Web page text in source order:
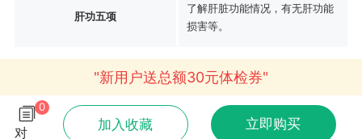
肝功五项
了解肝脏功能情况，有无肝功能
损害等。
"新用户送总额30元体检券"
0
对
加入收藏 立即购买